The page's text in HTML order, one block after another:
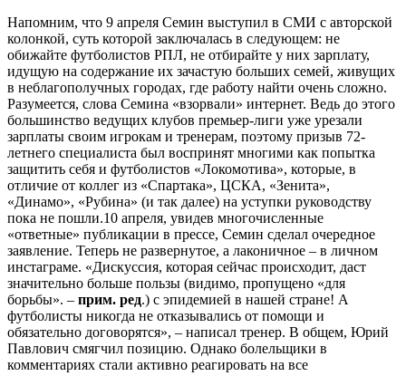
Напомним, что 9 апреля Семин выступил в СМИ с авторской
колонкой, суть которой заключалась в следующем: не
обижайте футболистов РПЛ, не отбирайте у них зарплату,
идущую на содержание их зачастую больших семей, живущих
в неблагополучных городах, где работу найти очень сложно.
Разумеется, слова Семина «взорвали» интернет. Ведь до этого
большинство ведущих клубов премьер-лиги уже урезали
зарплаты своим игрокам и тренерам, поэтому призыв 72-
летнего специалиста был воспринят многими как попытка
защитить себя и футболистов «Локомотива», которые, в
отличие от коллег из «Спартака», ЦСКА, «Зенита»,
«Динамо», «Рубина» (и так далее) на уступки руководству
пока не пошли.10 апреля, увидев многочисленные
«ответные» публикации в прессе, Семин сделал очередное
заявление. Теперь не развернутое, а лаконичное – в личном
инстаграме. «Дискуссия, которая сейчас происходит, даст
значительно больше пользы (видимо, пропущено «для
борьбы». – прим. ред.) с эпидемией в нашей стране! А
футболисты никогда не отказывались от помощи и
обязательно договорятся», – написал тренер. В общем, Юрий
Павлович смягчил позицию. Однако болельщики в
комментариях стали активно реагировать на все